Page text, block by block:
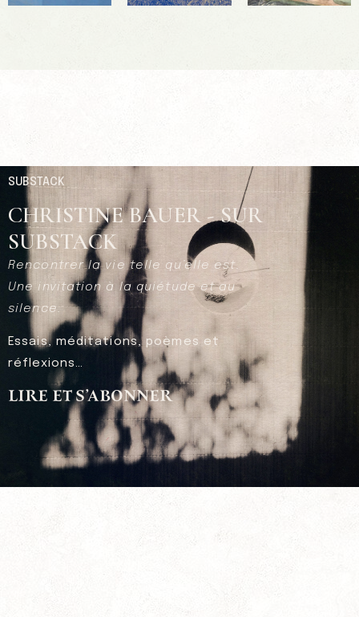
SUBSTACK
CHRISTINE BAUER - SUR
SUBSTACK
Rencontrer la vie telle qu’elle est.
Une invitation à la quiétude et au
silence.
Essais, méditations, poèmes et
réflexions…
LIRE ET S’ABONNER